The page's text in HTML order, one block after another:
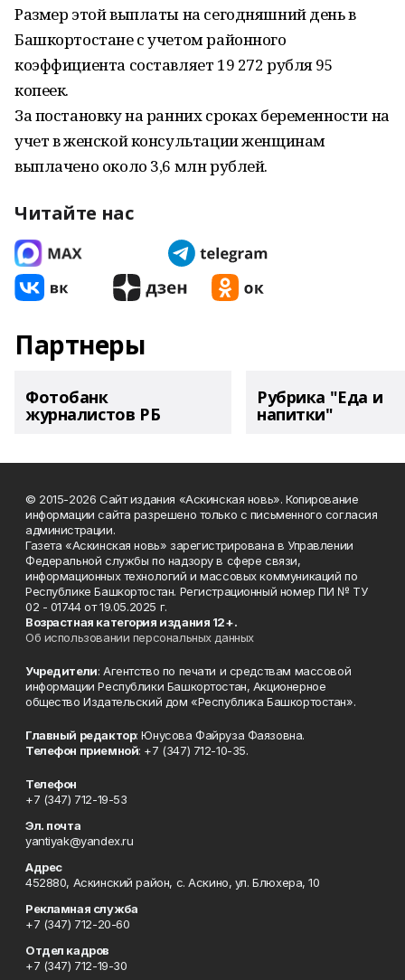
Размер этой выплаты на сегодняшний день в
Башкортостане с учетом районного
коэффициента составляет 19 272 рубля 95
копеек.
За постановку на ранних сроках беременности на
учет в женской консультации женщинам
выплачено около 3,6 млн рублей.
Читайте нас
Партнеры
Фотобанк
журналистов РБ
Рубрика "Еда и
напитки"
© 2015-2026 Сайт издания «Аскинская новь». Копирование
информации сайта разрешено только с письменного согласия
администрации.
Газета «Аскинская новь» зарегистрирована в Управлении
Федеральной службы по надзору в сфере связи,
информационных технологий и массовых коммуникаций по
Республике Башкортостан. Регистрационный номер ПИ № ТУ
02 - 01744 от 19.05.2025 г.
Возрастная категория издания 12+.
Об использовании персональных данных
Учредители: Агентство по печати и средствам массовой
информации Республики Башкортостан, Акционерное
общество Издательский дом «Республика Башкортостан».
Главный редактор: Юнусова Файруза Фаязовна.
Телефон приемной: +7 (347) 712-10-35.
Телефон
+7 (347) 712-19-53
Эл. почта
yantiyak@yandex.ru
Адрес
452880, Аскинский район, с. Аскино, ул. Блюхера, 10
Рекламная служба
+7 (347) 712-20-60
Отдел кадров
+7 (347) 712-19-30